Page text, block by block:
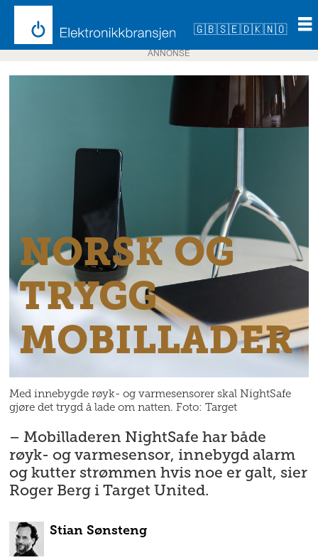
🇬🇧🇸🇪🇩🇰🇳🇴
ANNONSE
NORSK OG
TRYGG
MOBILLADER
Med innebygde røyk- og varmesensorer skal NightSafe
gjøre det trygd å lade om natten. Foto: Target
– Mobilladeren NightSafe har både
røyk- og varmesensor, innebygd alarm
og kutter strømmen hvis noe er galt, sier
Roger Berg i Target United.
Stian Sønsteng